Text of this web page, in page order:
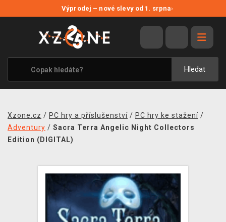
Výprodej – nové slevy od 1. srpna›
Hledat
VÝPRODEJ
VIDEOHRY
XZONE ORIGINALS
TÉMATIKY
MERCHANDISE
KONTAKT
Xzone.cz / PC hry a příslušenství / PC hry ke stažení /
Adventury / Sacra Terra Angelic Night Collectors
Edition (DIGITAL)